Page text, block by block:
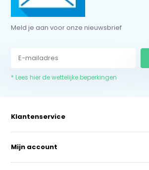
Meld je aan voor onze nieuwsbrief
* Lees hier de wettelijke beperkingen
Klantenservice
Mijn account